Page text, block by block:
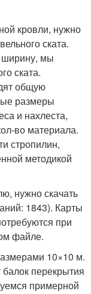
кровли, нужно
ската.
ширину, мы
ската.
общую
размеры
и нахлеста,
во материала.
стропилин,
методикой
нужно скачать
1843). Карты
при
файле.
10×10 м.
перекрытия
примерной